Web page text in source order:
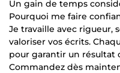
Un gain de temps
Pourquoi me faire
Je travaille avec rigueur,
valoriser vos écrits.
pour garantir un résultat
Commandez dès